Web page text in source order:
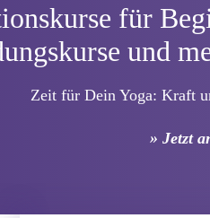
für
und
Zeit für Dein Yoga: Kraft
» Jetzt